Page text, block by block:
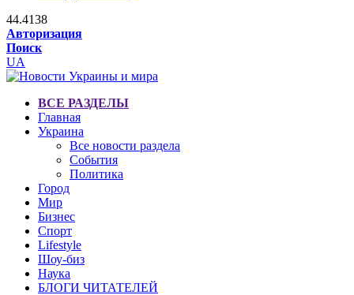
44.4138
Авторизация
Поиск
UA
ВСЕ РАЗДЕЛЫ
Главная
Украина
Все новости раздела
События
Политика
Город
Мир
Бизнес
Спорт
Lifestyle
Шоу-биз
Наука
БЛОГИ ЧИТАТЕЛЕЙ